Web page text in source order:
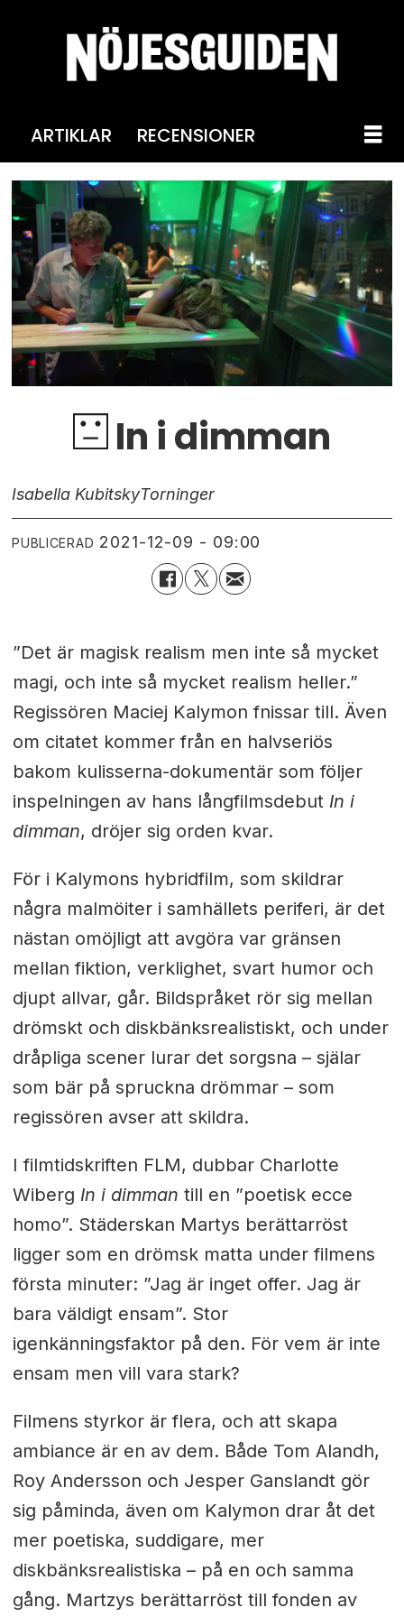
ARTIKLAR RECENSIONER
In i dimman
Isabella KubitskyTorninger
PUBLICERAD 2021-12-09 - 09:00
”Det är magisk realism men inte så mycket
magi, och inte så mycket realism heller.”
Regissören Maciej Kalymon fnissar till. Även
om citatet kommer från en halvseriös
bakom kulisserna-dokumentär som följer
inspelningen av hans långfilmsdebut In i
dimman, dröjer sig orden kvar.
För i Kalymons hybridfilm, som skildrar
några malmöiter i samhällets periferi, är det
nästan omöjligt att avgöra var gränsen
mellan fiktion, verklighet, svart humor och
djupt allvar, går. Bildspråket rör sig mellan
drömskt och diskbänksrealistiskt, och under
dråpliga scener lurar det sorgsna – själar
som bär på spruckna drömmar – som
regissören avser att skildra.
I filmtidskriften FLM, dubbar Charlotte
Wiberg In i dimman till en ”poetisk ecce
homo”. Städerskan Martys berättarröst
ligger som en drömsk matta under filmens
första minuter: ”Jag är inget offer. Jag är
bara väldigt ensam”. Stor
igenkänningsfaktor på den. För vem är inte
ensam men vill vara stark?
Filmens styrkor är flera, och att skapa
ambiance är en av dem. Både Tom Alandh,
Roy Andersson och Jesper Ganslandt gör
sig påminda, även om Kalymon drar åt det
mer poetiska, suddigare, mer
diskbänksrealistiska – på en och samma
gång. Martzys berättarröst till fonden av